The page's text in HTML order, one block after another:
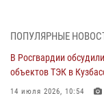
07 августа 2026, 05:32
С 1 сентября 2026
частной охранной
06 августа 2026, 10:19
ПОПУЛЯРНЫЕ
В Росгвардии
объектов ТЭК в
14 июля 2026, 10:54